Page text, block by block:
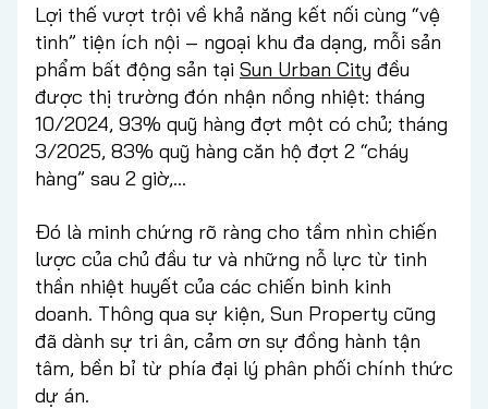
Lợi thế vượt trội về khả năng kết nối cùng “vệ
tinh” tiện ích nội – ngoại khu đa dạng, mỗi sản
phẩm bất động sản tại Sun Urban City đều
được thị trường đón nhận nồng nhiệt: tháng
10/2024, 93% quỹ hàng đợt một có chủ; tháng
3/2025, 83% quỹ hàng căn hộ đợt 2 “cháy
hàng” sau 2 giờ,...
Đó là minh chứng rõ ràng cho tầm nhìn chiến
lược của chủ đầu tư và những nỗ lực từ tinh
thần nhiệt huyết của các chiến binh kinh
doanh. Thông qua sự kiện, Sun Property cũng
đã dành sự tri ân, cảm ơn sự đồng hành tận
tâm, bền bỉ từ phía đại lý phân phối chính thức
dự án.